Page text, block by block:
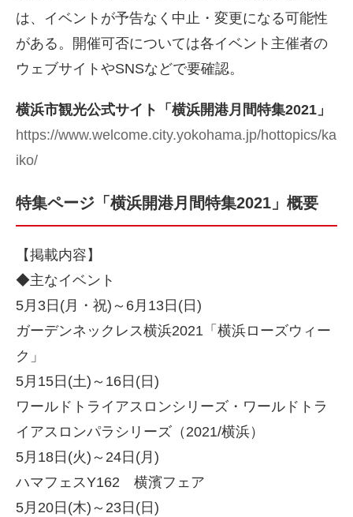
は、イベントが予告なく中止・変更になる可能性
がある。開催可否については各イベント主催者の
ウェブサイトやSNSなどで要確認。
横浜市観光公式サイト「横浜開港月間特集2021」
https://www.welcome.city.yokohama.jp/hottopics/ka
iko/
特集ページ「横浜開港月間特集2021」概要
【掲載内容】
◆主なイベント
5月3日(月・祝)～6月13日(日)
ガーデンネックレス横浜2021「横浜ローズウィー
ク」
5月15日(土)～16日(日)
ワールドトライアスロンシリーズ・ワールドトラ
イアスロンパラシリーズ（2021/横浜）
5月18日(火)～24日(月)
ハマフェスY162 横濱フェア
5月20日(木)～23日(日)